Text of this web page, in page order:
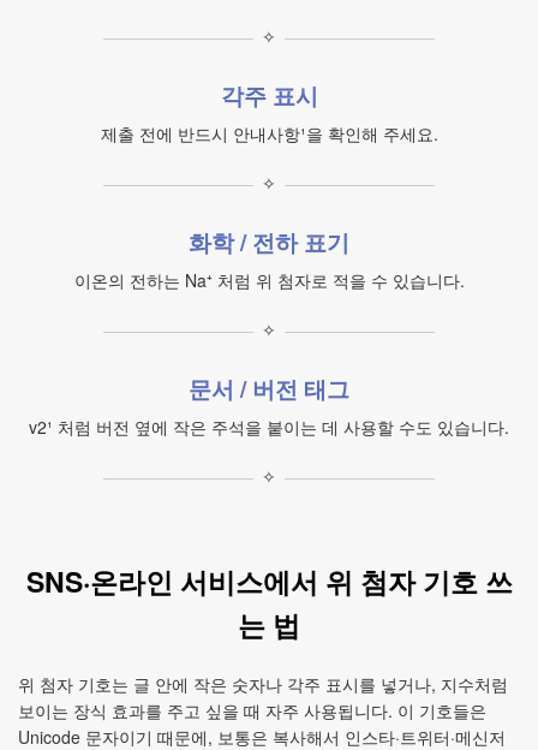
✧
각주 표시
제출 전에 반드시 안내사항¹을 확인해 주세요.
✧
화학 / 전하 표기
이온의 전하는 Na⁺ 처럼 위 첨자로 적을 수 있습니다.
✧
문서 / 버전 태그
v2¹ 처럼 버전 옆에 작은 주석을 붙이는 데 사용할 수도 있습니다.
✧
SNS·온라인 서비스에서 위 첨자 기호 쓰
는 법
위 첨자 기호는 글 안에 작은 숫자나 각주 표시를 넣거나, 지수처럼
보이는 장식 효과를 주고 싶을 때 자주 사용됩니다. 이 기호들은
Unicode 문자이기 때문에, 보통은 복사해서 인스타·트위터·메신저